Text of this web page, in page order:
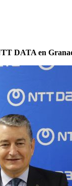
DATA en